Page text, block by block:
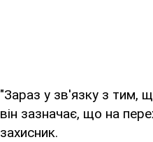
"Зараз у зв'язку з тим,
він зазначає, що на
захисник.